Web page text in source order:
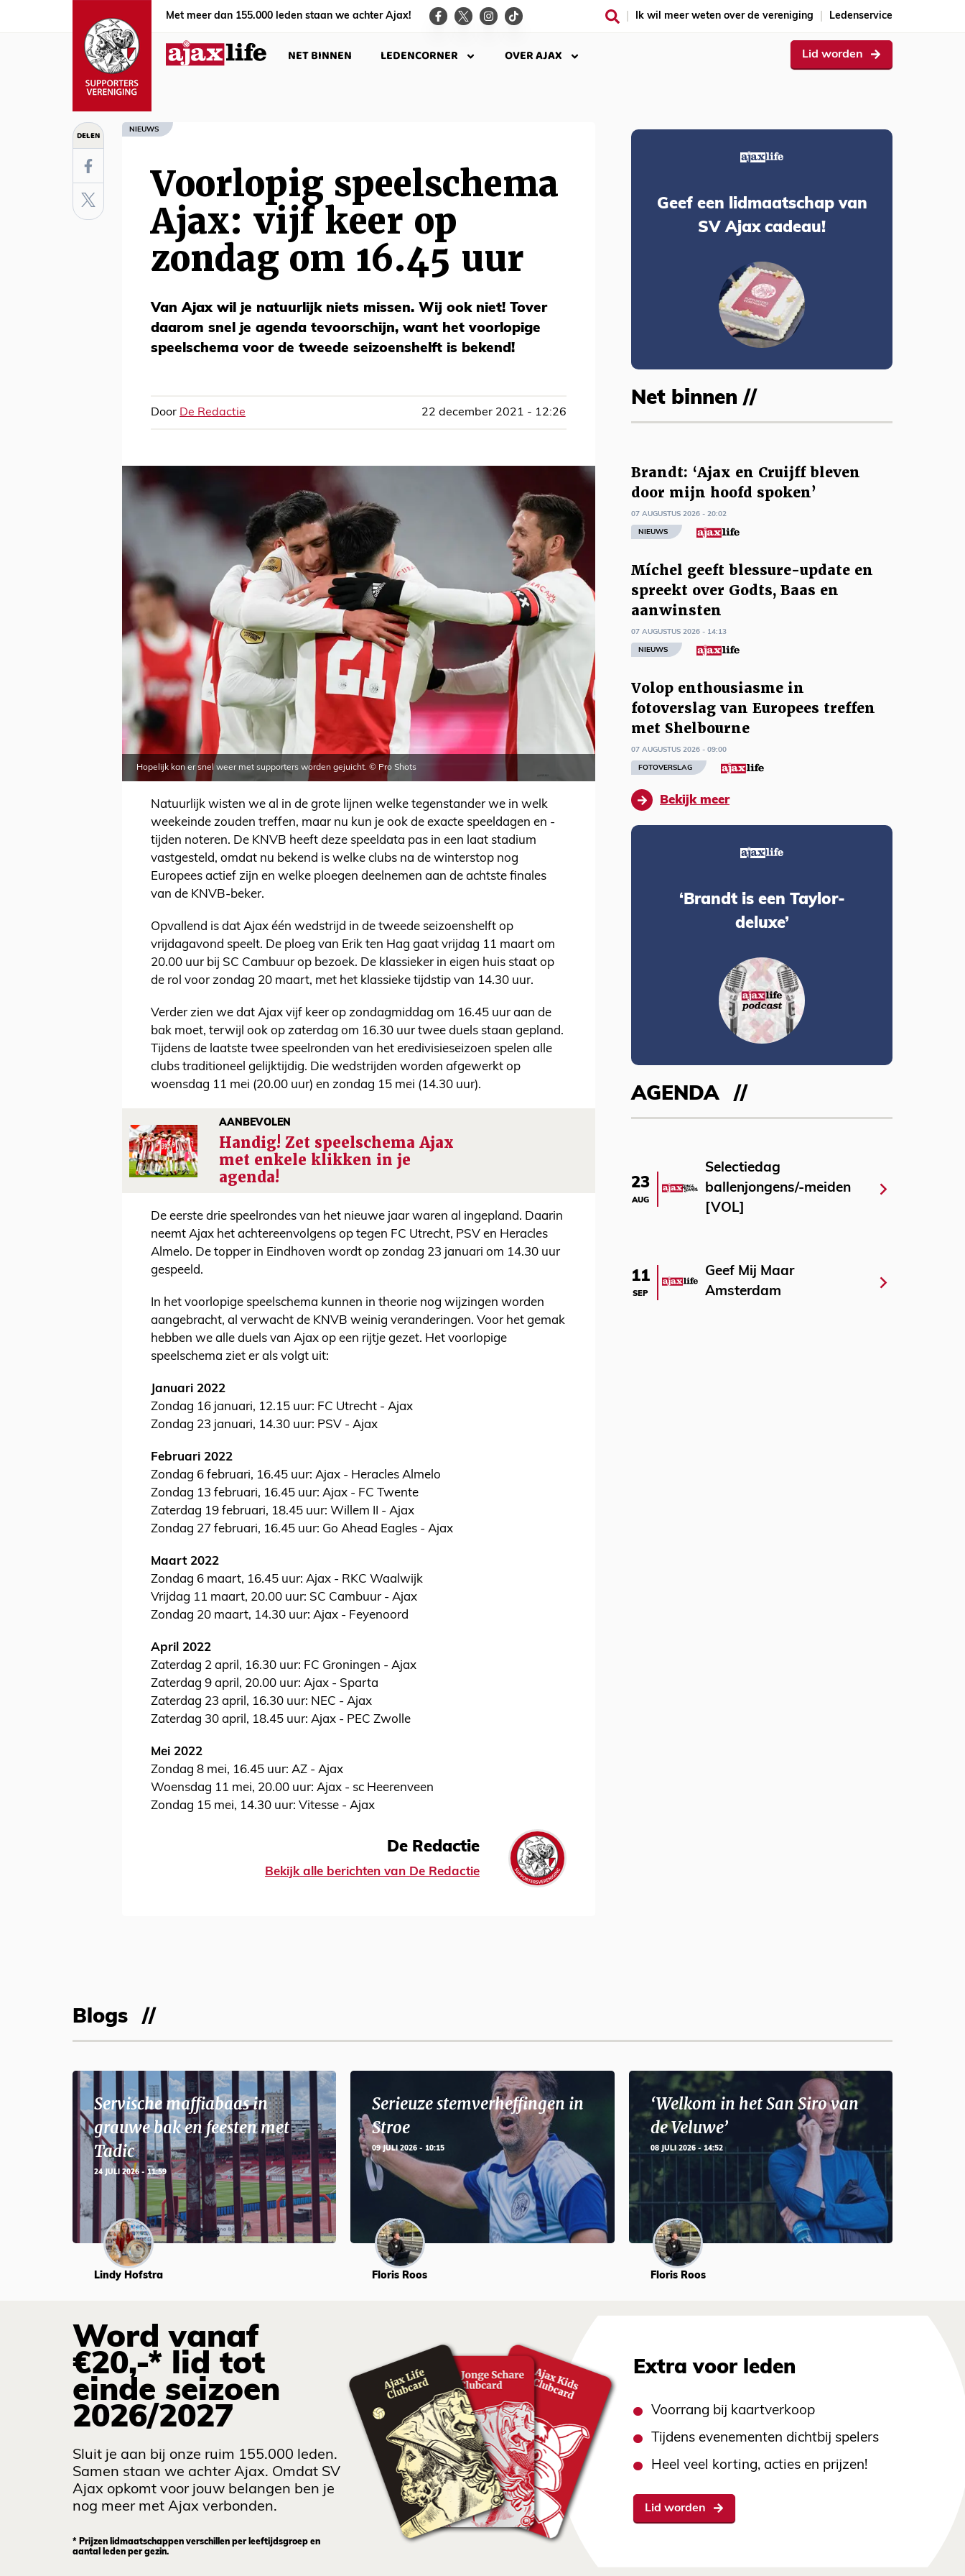
Met meer dan 155.000 leden staan we achter Ajax! Ik wil meer weten over de vereniging Ledenservice
NET BINNEN LEDENCORNER OVER AJAX Lid worden
DELEN NIEUWS
Voorlopig speelschema
Ajax: vijf keer op
zondag om 16.45 uur
Van Ajax wil je natuurlijk niets missen. Wij ook niet! Tover
daarom snel je agenda tevoorschijn, want het voorlopige
speelschema voor de tweede seizoenshelft is bekend!
Door De Redactie 22 december 2021 - 12:26
Hopelijk kan er snel weer met supporters worden gejuicht. © Pro Shots
Natuurlijk wisten we al in de grote lijnen welke tegenstander we in welk
weekeinde zouden treffen, maar nu kun je ook de exacte speeldagen en -
tijden noteren. De KNVB heeft deze speeldata pas in een laat stadium
vastgesteld, omdat nu bekend is welke clubs na de winterstop nog
Europees actief zijn en welke ploegen deelnemen aan de achtste finales
van de KNVB-beker.
Opvallend is dat Ajax één wedstrijd in de tweede seizoenshelft op
vrijdagavond speelt. De ploeg van Erik ten Hag gaat vrijdag 11 maart om
20.00 uur bij SC Cambuur op bezoek. De klassieker in eigen huis staat op
de rol voor zondag 20 maart, met het klassieke tijdstip van 14.30 uur.
Verder zien we dat Ajax vijf keer op zondagmiddag om 16.45 uur aan de
bak moet, terwijl ook op zaterdag om 16.30 uur twee duels staan gepland.
Tijdens de laatste twee speelronden van het eredivisieseizoen spelen alle
clubs traditioneel gelijktijdig. Die wedstrijden worden afgewerkt op
woensdag 11 mei (20.00 uur) en zondag 15 mei (14.30 uur).
AANBEVOLEN
Handig! Zet speelschema Ajax
met enkele klikken in je
agenda!
De eerste drie speelrondes van het nieuwe jaar waren al ingepland. Daarin
neemt Ajax het achtereenvolgens op tegen FC Utrecht, PSV en Heracles
Almelo. De topper in Eindhoven wordt op zondag 23 januari om 14.30 uur
gespeeld.
In het voorlopige speelschema kunnen in theorie nog wijzingen worden
aangebracht, al verwacht de KNVB weinig veranderingen. Voor het gemak
hebben we alle duels van Ajax op een rijtje gezet. Het voorlopige
speelschema ziet er als volgt uit:
Januari 2022
Zondag 16 januari, 12.15 uur: FC Utrecht - Ajax
Zondag 23 januari, 14.30 uur: PSV - Ajax
Februari 2022
Zondag 6 februari, 16.45 uur: Ajax - Heracles Almelo
Zondag 13 februari, 16.45 uur: Ajax - FC Twente
Zaterdag 19 februari, 18.45 uur: Willem II - Ajax
Zondag 27 februari, 16.45 uur: Go Ahead Eagles - Ajax
Maart 2022
Zondag 6 maart, 16.45 uur: Ajax - RKC Waalwijk
Vrijdag 11 maart, 20.00 uur: SC Cambuur - Ajax
Zondag 20 maart, 14.30 uur: Ajax - Feyenoord
April 2022
Zaterdag 2 april, 16.30 uur: FC Groningen - Ajax
Zaterdag 9 april, 20.00 uur: Ajax - Sparta
Zaterdag 23 april, 16.30 uur: NEC - Ajax
Zaterdag 30 april, 18.45 uur: Ajax - PEC Zwolle
Mei 2022
Zondag 8 mei, 16.45 uur: AZ - Ajax
Woensdag 11 mei, 20.00 uur: Ajax - sc Heerenveen
Zondag 15 mei, 14.30 uur: Vitesse - Ajax
De Redactie
Bekijk alle berichten van De Redactie
Geef een lidmaatschap van
SV Ajax cadeau!
Net binnen //
Brandt: ‘Ajax en Cruijff bleven
door mijn hoofd spoken’
07 AUGUSTUS 2026 - 20:02
NIEUWS
Míchel geeft blessure-update en
spreekt over Godts, Baas en
aanwinsten
07 AUGUSTUS 2026 - 14:13
NIEUWS
Volop enthousiasme in
fotoverslag van Europees treffen
met Shelbourne
07 AUGUSTUS 2026 - 09:00
FOTOVERSLAG
Bekijk meer
‘Brandt is een Taylor-
deluxe’
AGENDA
23
AUG
Selectiedag
ballenjongens/-meiden
[VOL]
11
SEP
Geef Mij Maar
Amsterdam
Blogs
Servische maffiabaas in
grauwe bak en feesten met
Tadic
24 JULI 2026 - 11:59
Lindy Hofstra
Serieuze stemverheffingen in
Stroe
09 JULI 2026 - 10:15
Floris Roos
‘Welkom in het San Siro van
de Veluwe’
08 JULI 2026 - 14:52
Floris Roos
Word vanaf
€20,-* lid tot
einde seizoen
2026/2027
Sluit je aan bij onze ruim 155.000 leden.
Samen staan we achter Ajax. Omdat SV
Ajax opkomt voor jouw belangen ben je
nog meer met Ajax verbonden.
* Prijzen lidmaatschappen verschillen per leeftijdsgroep en
aantal leden per gezin.
Extra voor leden
Voorrang bij kaartverkoop
Tijdens evenementen dichtbij spelers
Heel veel korting, acties en prijzen!
Lid worden